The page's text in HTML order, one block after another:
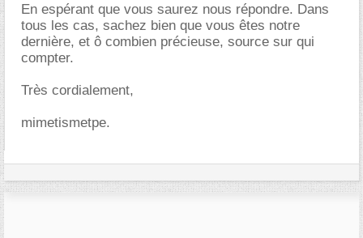
En espérant que vous saurez nous répondre. Dans
tous les cas, sachez bien que vous êtes notre
dernière, et ô combien précieuse, source sur qui
compter.
Très cordialement,
mimetismetpe.